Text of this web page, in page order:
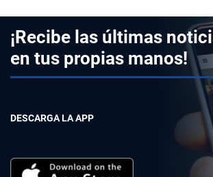
¡Recibe las últimas
en tus propias manos!
DESCARGA LA APP